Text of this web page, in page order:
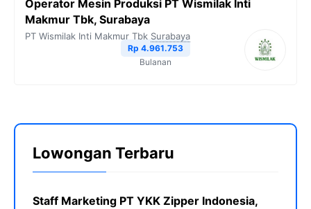
Operator Mesin Produksi PT Wismilak Inti
Makmur Tbk, Surabaya
PT Wismilak Inti Makmur Tbk Surabaya
Rp 4.961.753
Bulanan
Lowongan Terbaru
Staff Marketing PT YKK Zipper Indonesia,